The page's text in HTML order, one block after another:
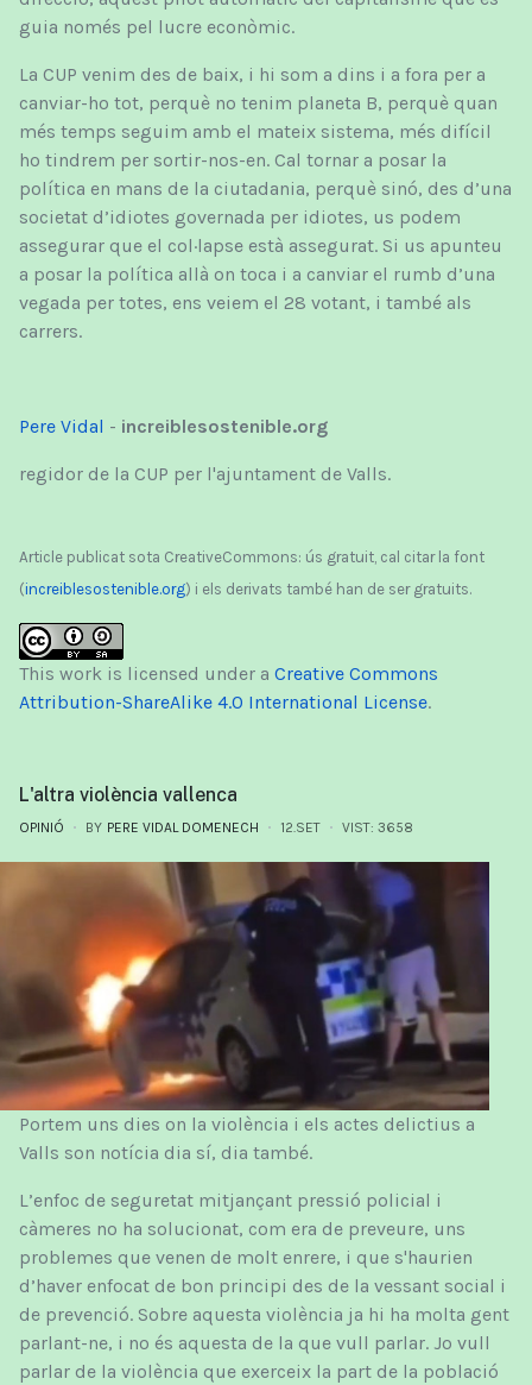
guia només pel lucre econòmic.
La CUP venim des de baix, i hi som a dins i a fora per a
canviar-ho tot, perquè no tenim planeta B, perquè quan
més temps seguim amb el mateix sistema, més difícil
ho tindrem per sortir-nos-en. Cal tornar a posar la
política en mans de la ciutadania, perquè sinó, des d’una
societat d’idiotes governada per idiotes, us podem
assegurar que el col·lapse està assegurat. Si us apunteu
a posar la política allà on toca i a canviar el rumb d’una
vegada per totes, ens veiem el 28 votant, i també als
carrers.
Pere Vidal - increiblesostenible.org
regidor de la CUP per l'ajuntament de Valls.
Article publicat sota CreativeCommons: ús gratuit, cal citar la font
(increiblesostenible.org) i els derivats també han de ser gratuits.
This work is licensed under a Creative Commons
Attribution-ShareAlike 4.0 International License.
L'altra violència vallenca
OPINIÓ BY PERE VIDAL DOMENECH 12.SET VIST: 3658
Portem uns dies on la violència i els actes delictius a
Valls son notícia dia sí, dia també.
L’enfoc de seguretat mitjançant pressió policial i
càmeres no ha solucionat, com era de preveure, uns
problemes que venen de molt enrere, i que s'haurien
d’haver enfocat de bon principi des de la vessant social i
de prevenció. Sobre aquesta violència ja hi ha molta gent
parlant-ne, i no és aquesta de la que vull parlar. Jo vull
parlar de la violència que exerceix la part de la població